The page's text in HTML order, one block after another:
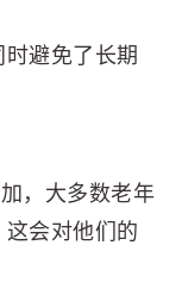
避免了长期
，大多数老年
会对他们的